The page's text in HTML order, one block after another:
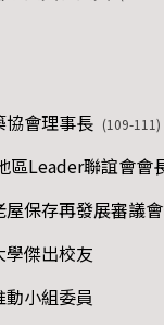
協會理事長 (109-111)
區Leader聯誼會會
保存再發展審議
傑出校友
小組委員